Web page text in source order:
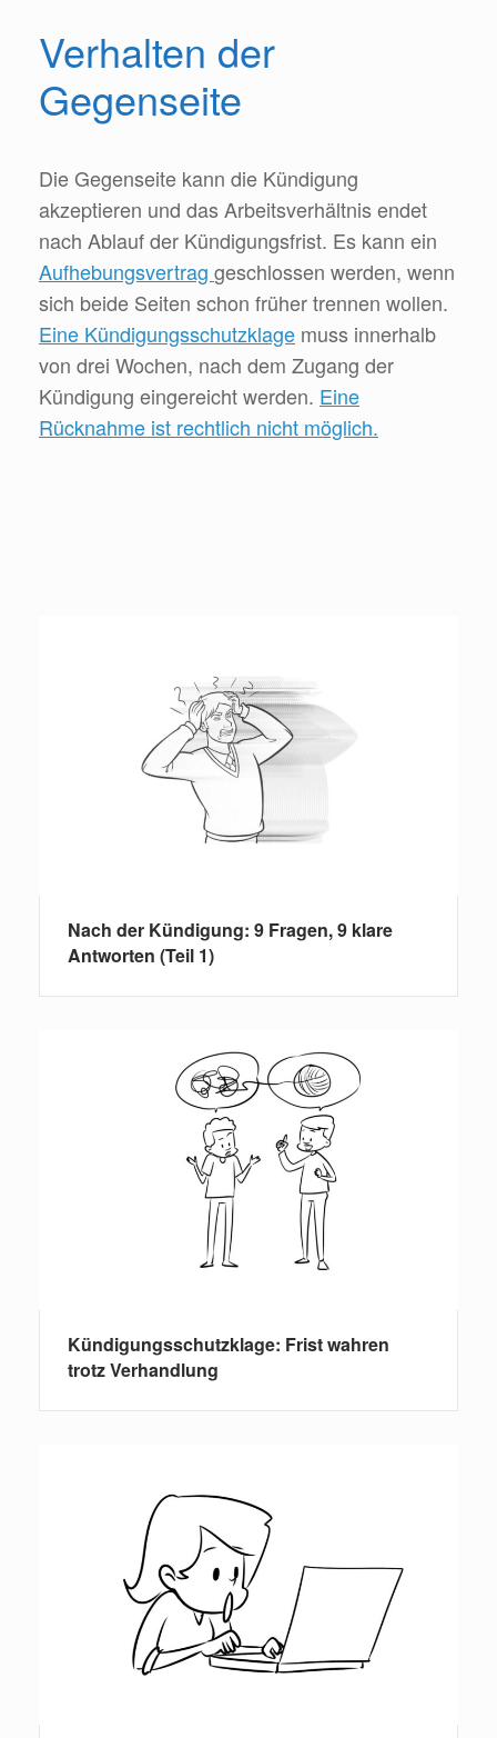
Verhalten der
Gegenseite
Die Gegenseite kann die Kündigung
akzeptieren und das Arbeitsverhältnis endet
nach Ablauf der Kündigungsfrist. Es kann ein
Aufhebungsvertrag geschlossen werden, wenn
sich beide Seiten schon früher trennen wollen.
Eine Kündigungsschutzklage muss innerhalb
von drei Wochen, nach dem Zugang der
Kündigung eingereicht werden. Eine
Rücknahme ist rechtlich nicht möglich.
Nach der Kündigung: 9 Fragen, 9 klare
Antworten (Teil 1)
Kündigungsschutzklage: Frist wahren
trotz Verhandlung